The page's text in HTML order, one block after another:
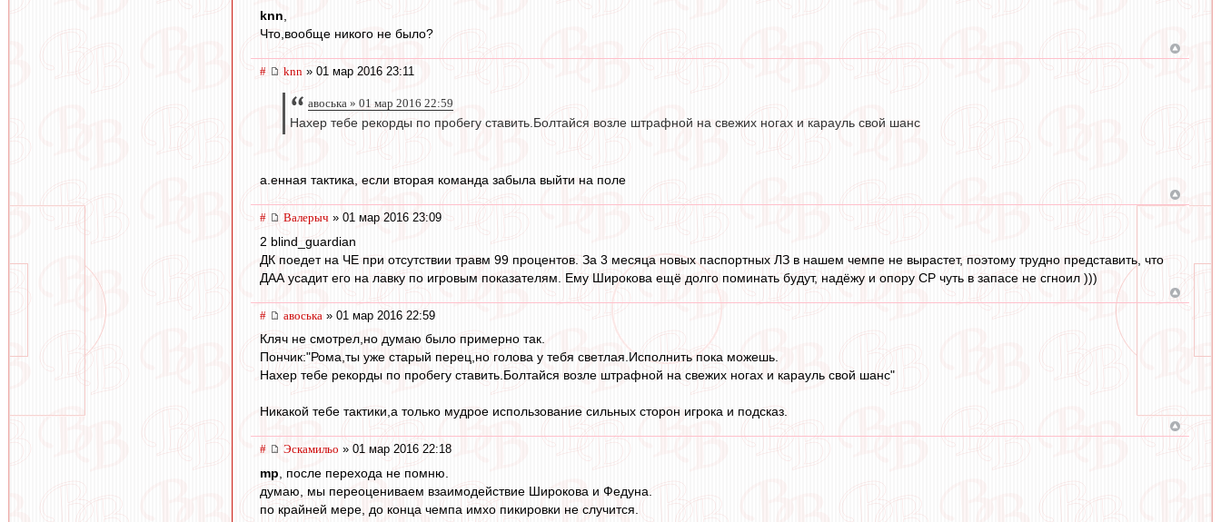
knn,
Что,вообще никого не было?
# knn » 01 мар 2016 23:11
авоська » 01 мар 2016 22:59
Нахер тебе рекорды по пробегу ставить.Болтайся возле штрафной на свежих ногах и карауль свой шанс
а.енная тактика, если вторая команда забыла выйти на поле
# Валерыч » 01 мар 2016 23:09
2 blind_guardian
ДК поедет на ЧЕ при отсутствии травм 99 процентов. За 3 месяца новых паспортных ЛЗ в нашем чемпе не вырастет, поэтому трудно представить, что
ДАА усадит его на лавку по игровым показателям. Ему Широкова ещё долго поминать будут, надёжу и опору СР чуть в запасе не сгноил )))
# авоська » 01 мар 2016 22:59
Кляч не смотрел,но думаю было примерно так.
Пончик:"Рома,ты уже старый перец,но голова у тебя светлая.Исполнить пока можешь.
Нахер тебе рекорды по пробегу ставить.Болтайся возле штрафной на свежих ногах и карауль свой шанс"
Никакой тебе тактики,а только мудрое использование сильных сторон игрока и подсказ.
# Эскамильо » 01 мар 2016 22:18
mp , после перехода не помню.
думаю, мы переоцениваем взаимодействие Широкова и Федуна.
по крайней мере, до конца чемпа имхо пикировки не случится.